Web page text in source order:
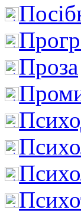
Проза